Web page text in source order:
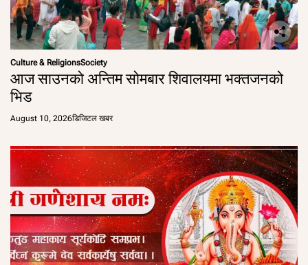
Culture & ReligionsSociety
आज साउनको अन्तिम सोमबार शिवालयमा भक्तजनको
भिड
August 10, 2026डिजिटल खबर